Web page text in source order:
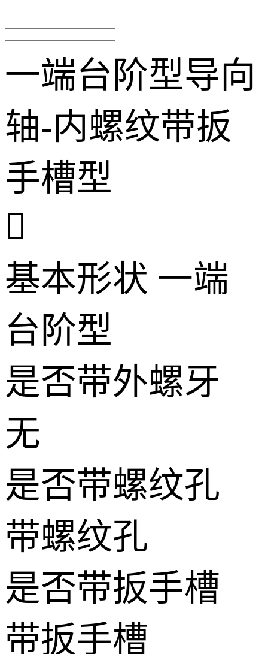
一端台阶型导向
轴-内螺纹带扳
手槽型

基本形状 一端
台阶型
是否带外螺牙
无
是否带螺纹孔
带螺纹孔
是否带扳手槽
带扳手槽